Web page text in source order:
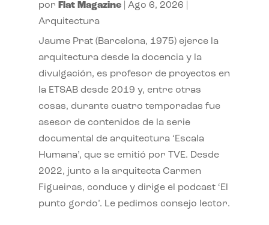
por Flat Magazine| Ago 6, 2026
Arquitectura
Jaume Prat (Barcelona, 1975) ejerce la
arquitectura desde la docencia y la
divulgación, es profesor de proyectos en
la ETSAB desde 2019 y, entre otras
cosas, durante cuatro temporadas fue
asesor de contenidos de la serie
documental de arquitectura ‘Escala
Humana’, que se emitió por TVE. Desde
2022, junto a la arquitecta Carmen
Figueiras, conduce y dirige el podcast ‘El
punto gordo’. Le pedimos consejo lector.